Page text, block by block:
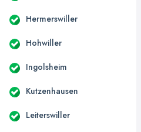
Hermerswiller
Hohwiller
Ingolsheim
Kutzenhausen
Leiterswiller